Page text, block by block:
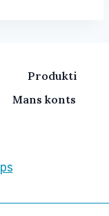
be
Produkti
Mans konts